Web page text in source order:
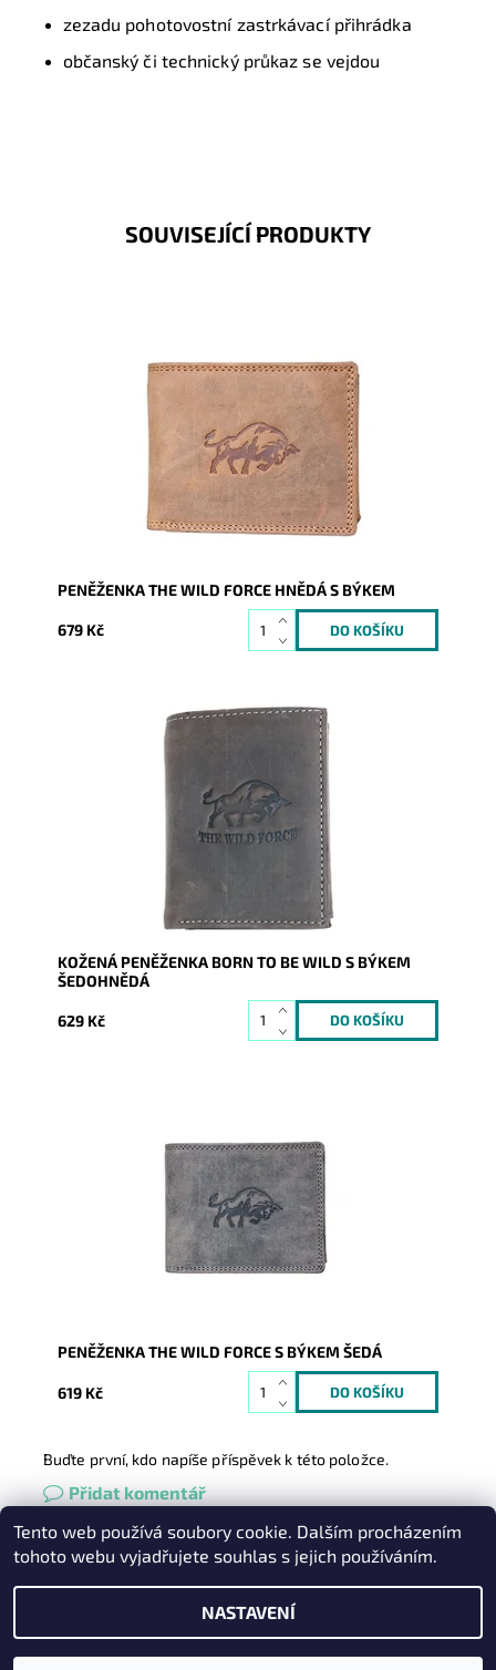
zezadu pohotovostní zastrkávací přihrádka
občanský či technický průkaz se vejdou
SOUVISEJÍCÍ PRODUKTY
Kvalitní peněženka s býkem na čelní straně.
2 roky
PENĚŽENKA THE WILD FORCE HNĚDÁ S BÝKEM
679 Kč
Klasika, kterou muži ocení. U této peněženky vyrobené
z pevné kůže jde kvalita, praktičnost v souladu s
Skladem
KOŽENÁ PENĚŽENKA BORN TO BE WILD S BÝKEM
ŠEDOHNĚDÁ
629 Kč
obrázkem býka. Patří mezi velmi oblíbené.
Skladem
1096
Wild
2 roky
PENĚŽENKA THE WILD FORCE S BÝKEM ŠEDÁ
619 Kč
Buďte první, kdo napíše příspěvek k této položce.
Přidat komentář
Heureka.cz | Zboží.cz Oázakabelek
2026 © Kabelky pro Vás, všechna práva vyhrazena
Tento web používá soubory cookie. Dalším procházením
tohoto webu vyjadřujete souhlas s jejich používáním.
NASTAVENÍ